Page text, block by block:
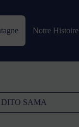
Notre Histoire
DITO SAMA